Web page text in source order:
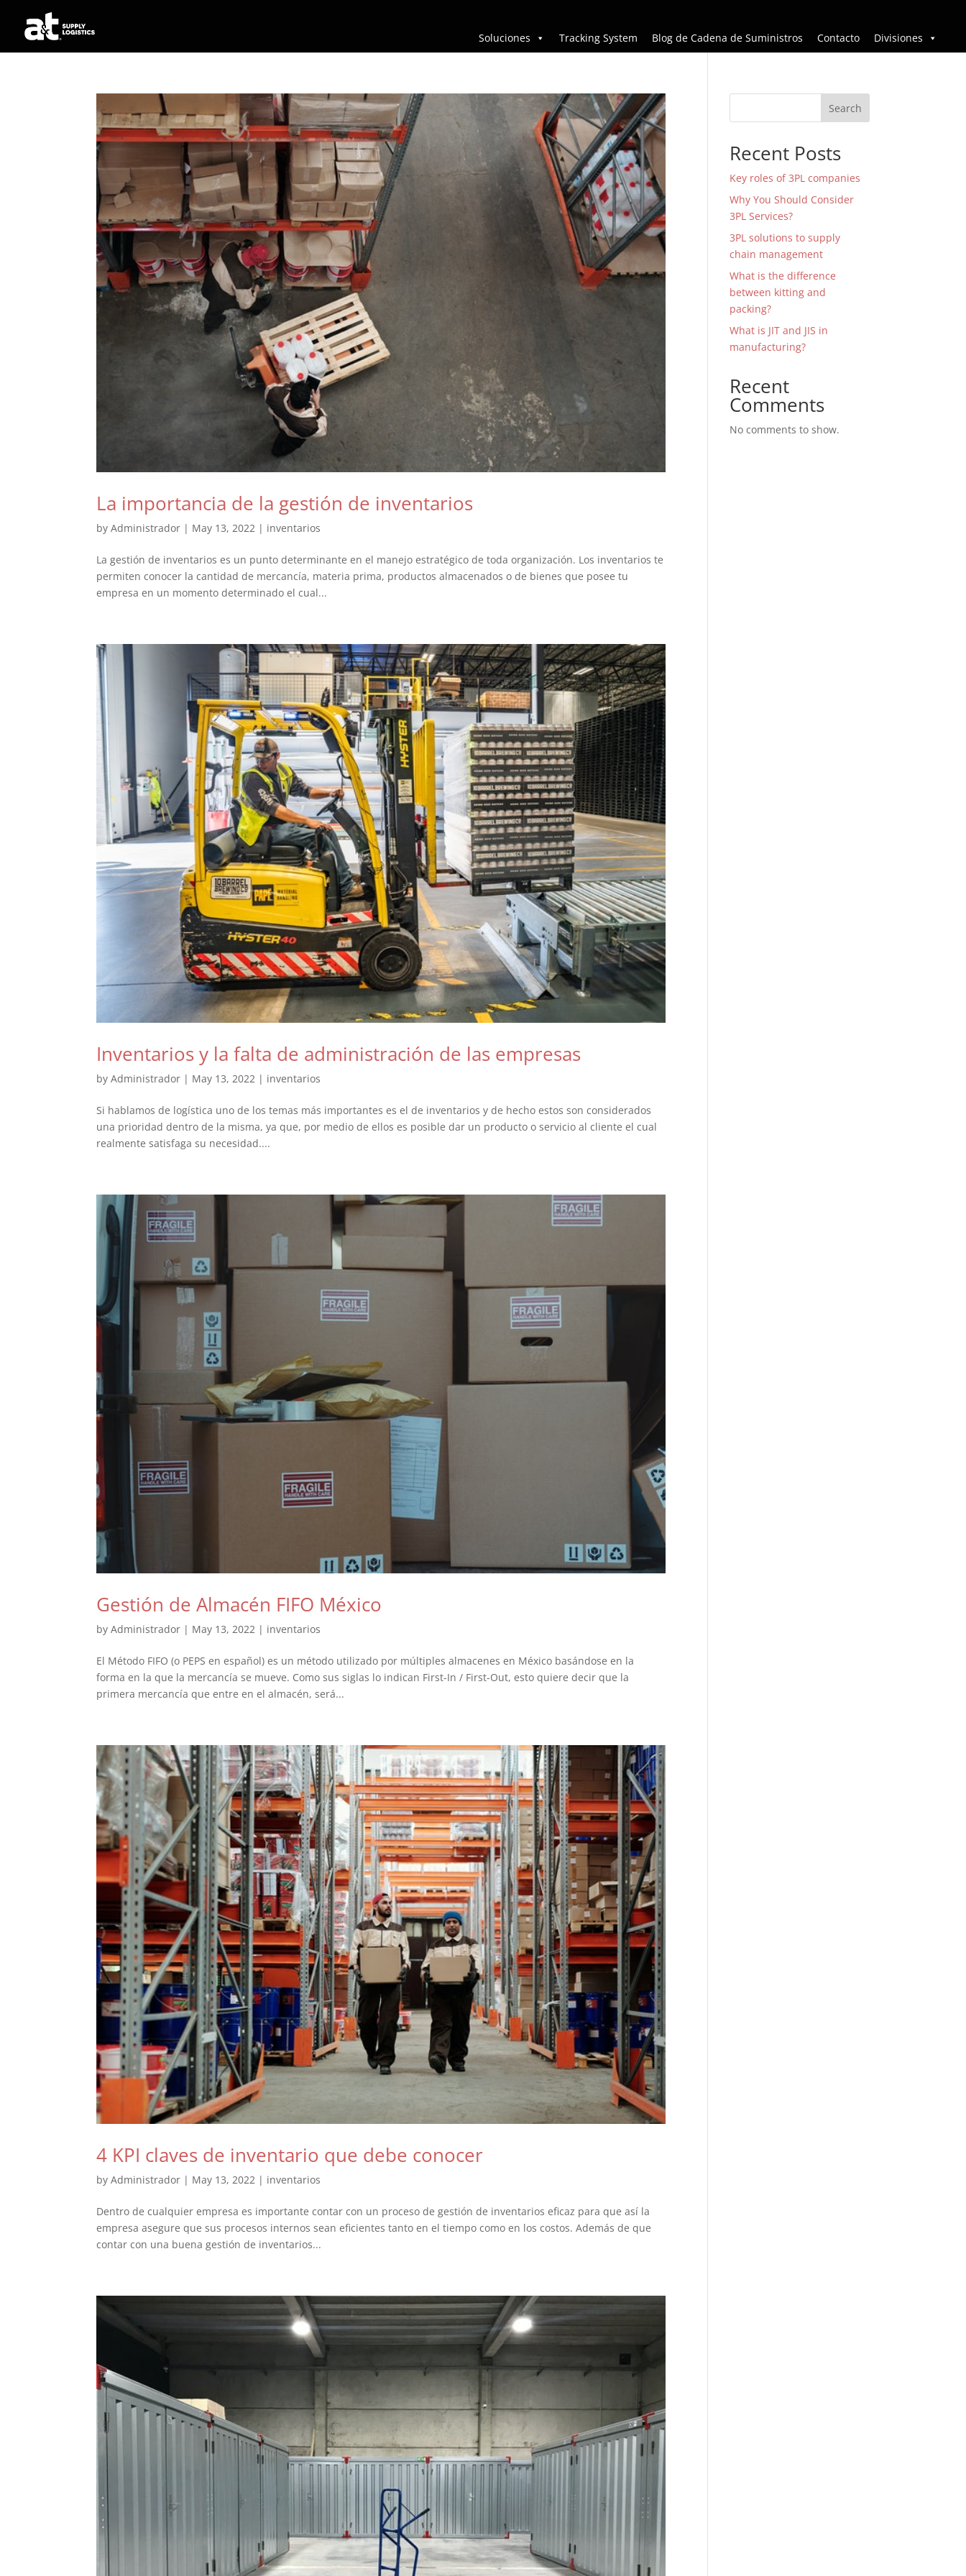
Soluciones Tracking System Blog de Cadena de Suministros Contacto Divisiones
La importancia de la gestión de inventarios
byAdministrador | May 13, 2022 | inventarios
La gestión de inventarios es un punto determinante en el manejo estratégico de toda organización. Los inventarios te
permiten conocer la cantidad de mercancía, materia prima, productos almacenados o de bienes que posee tu
empresa en un momento determinado el cual...
Inventarios y la falta de administración de las empresas
byAdministrador | May 13, 2022 | inventarios
Si hablamos de logística uno de los temas más importantes es el de inventarios y de hecho estos son considerados
una prioridad dentro de la misma, ya que, por medio de ellos es posible dar un producto o servicio al cliente el cual
realmente satisfaga su necesidad....
Gestión de Almacén FIFO México
byAdministrador | May 13, 2022 | inventarios
El Método FIFO (o PEPS en español) es un método utilizado por múltiples almacenes en México basándose en la
forma en la que la mercancía se mueve. Como sus siglas lo indican First-In / First-Out, esto quiere decir que la
primera mercancía que entre en el almacén, será...
4 KPI claves de inventario que debe conocer
byAdministrador | May 13, 2022 | inventarios
Dentro de cualquier empresa es importante contar con un proceso de gestión de inventarios eficaz para que así la
empresa asegure que sus procesos internos sean eficientes tanto en el tiempo como en los costos. Además de que
contar con una buena gestión de inventarios...
Search
Recent Posts
Key roles of 3PL companies
Why You Should Consider
3PL Services?
3PL solutions to supply
chain management
What is the difference
between kitting and
packing?
What is JIT and JIS in
manufacturing?
Recent
Comments
No comments to show.